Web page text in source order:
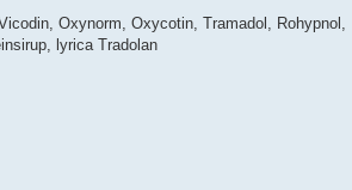
Oxynorm, Oxycotin, Tramadol, Rohypnol,
lyrica Tradolan